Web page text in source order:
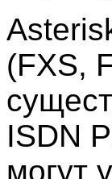
(FXS,
ISDN
могут